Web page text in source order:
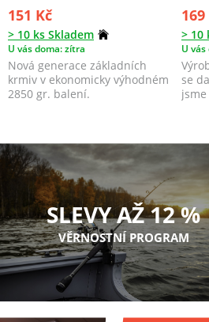
151 Kč
> 10 ks Skladem
U vás doma: zítra
Nová generace základních
krmiv v ekonomicky výhodném
2850 gr. balení.
169
> 10
U
se
SLEVY AŽ 12 %
VĚRNOSTNÍ PROGRAM